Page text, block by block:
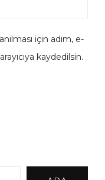
için adım, e-
kaydedilsin.